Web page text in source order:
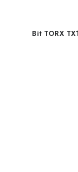
Bit TORX